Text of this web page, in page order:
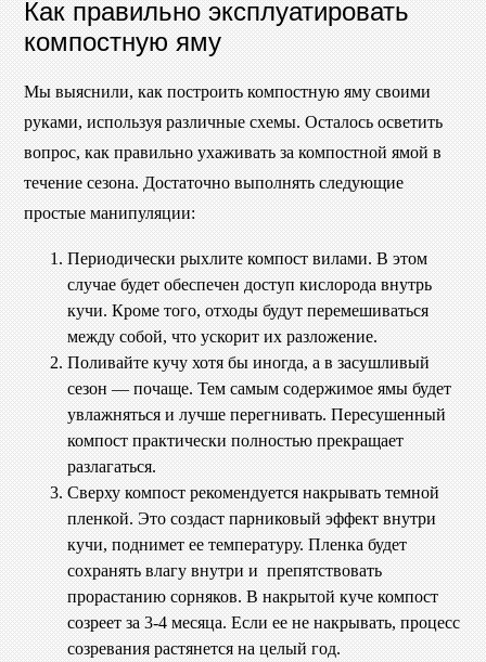
Как правильно эксплуатировать
компостную яму
Мы выяснили, как построить компостную яму своими
руками, используя различные схемы. Осталось осветить
вопрос, как правильно ухаживать за компостной ямой в
течение сезона. Достаточно выполнять следующие
простые манипуляции:
Периодически рыхлите компост вилами. В этом
случае будет обеспечен доступ кислорода внутрь
кучи. Кроме того, отходы будут перемешиваться
между собой, что ускорит их разложение.
Поливайте кучу хотя бы иногда, а в засушливый
сезон — почаще. Тем самым содержимое ямы будет
увлажняться и лучше перегнивать. Пересушенный
компост практически полностью прекращает
разлагаться.
Сверху компост рекомендуется накрывать темной
пленкой. Это создаст парниковый эффект внутри
кучи, поднимет ее температуру. Пленка будет
сохранять влагу внутри и препятствовать
прорастанию сорняков. В накрытой куче компост
созреет за 3-4 месяца. Если ее не накрывать, процесс
созревания растянется на целый год.